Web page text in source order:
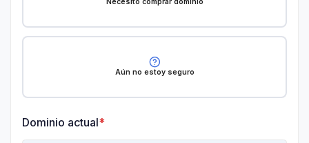
Aún no estoy seguro
Dominio actual*